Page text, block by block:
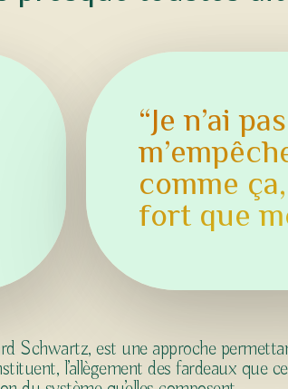
“Je n’ai
comme
fort que
Schwartz, est une approche
l’allègement des fardeaux que